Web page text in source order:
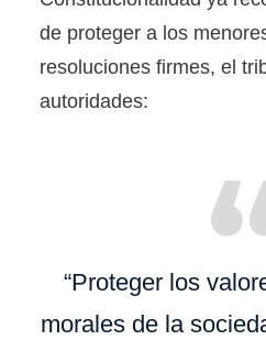
de proteger a los
resoluciones firmes, el
autoridades:
“Proteger los
morales de la